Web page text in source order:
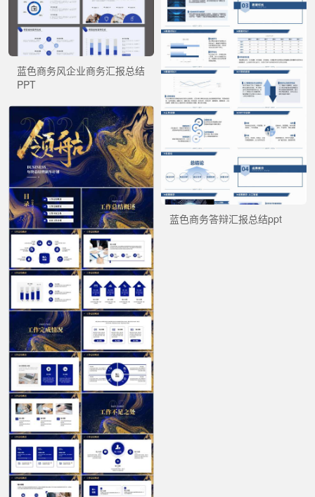
蓝色商务风企业商务汇报总结
PPT
蓝色商务答辩汇报总结ppt